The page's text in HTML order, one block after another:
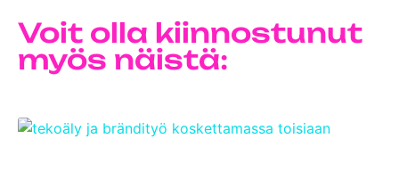
Voit olla kiinnostunut
myös näistä: